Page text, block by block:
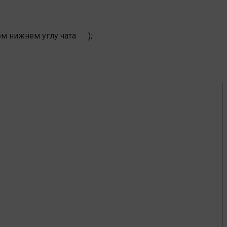
нижнем углу чата
);